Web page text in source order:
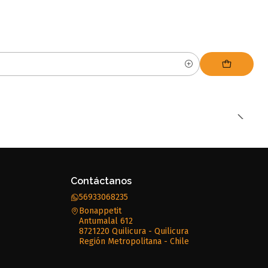
Contáctanos
56933068235
Bonappetit
Antumalal 612
8721220 Quilicura - Quilicura
Región Metropolitana - Chile